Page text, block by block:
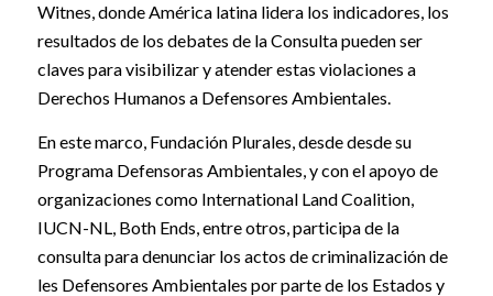
Witnes, donde América latina lidera los indicadores, los
resultados de los debates de la Consulta pueden ser
claves para visibilizar y atender estas violaciones a
Derechos Humanos a Defensores Ambientales.
En este marco, Fundación Plurales, desde desde su
Programa Defensoras Ambientales, y con el apoyo de
organizaciones como International Land Coalition,
IUCN-NL, Both Ends, entre otros, participa de la
consulta para denunciar los actos de criminalización de
les Defensores Ambientales por parte de los Estados y